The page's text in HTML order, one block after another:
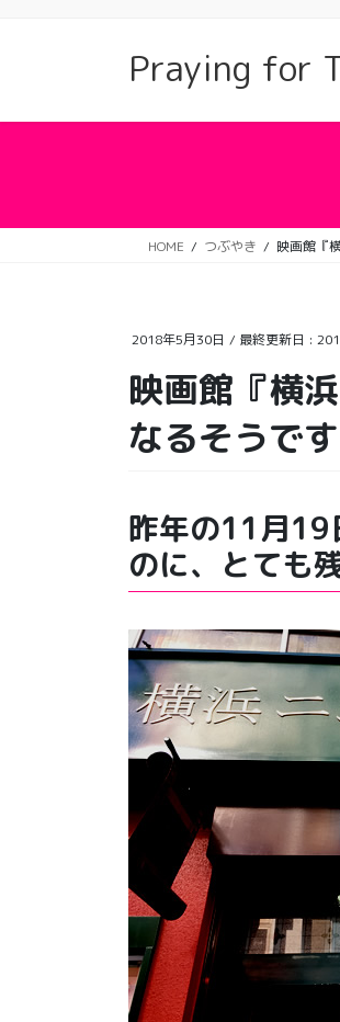
ツ
シ
移
Praying for
HOME つぶやき 映画館『
2018年5月30日 / 最終更新日 :
映画館『横
なるそうです
昨年の11月19
のに、とても